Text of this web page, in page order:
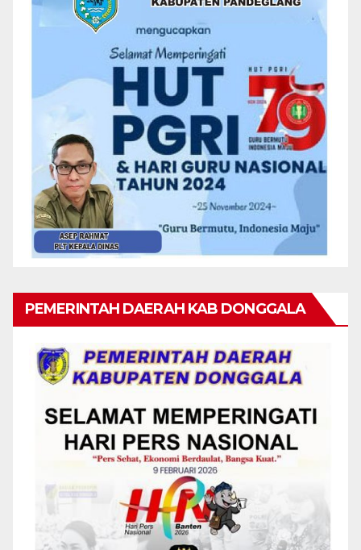
PEMERINTAH DAERAH KAB DONGGALA